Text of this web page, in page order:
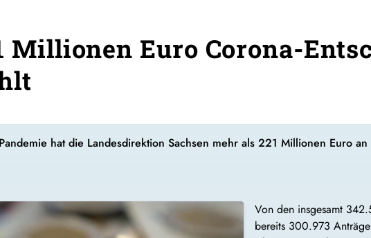
Millionen Euro Corona-
hat die Landesdirektion Sachsen mehr als 221 Millionen Euro
Von den insgesamt
bereits 300.973